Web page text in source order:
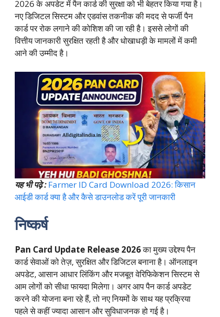
2026 के अपडेट में पैन कार्ड की सुरक्षा को भी बेहतर किया गया है।
नए डिजिटल सिस्टम और एडवांस तकनीक की मदद से फर्जी पैन
कार्ड पर रोक लगाने की कोशिश की जा रही है। इससे लोगों की
वित्तीय जानकारी सुरक्षित रहती है और धोखाधड़ी के मामलों में कमी
आने की उम्मीद है।
यह भी पढ़े : Farmer ID Card Download 2026: किसान
आईडी कार्ड क्या है और कैसे डाउनलोड करें पूरी जानकारी
निष्कर्ष
Pan Card Update Release 2026का मुख्य उद्देश्य पैन
कार्ड सेवाओं को तेज़, सुरक्षित और डिजिटल बनाना है। ऑनलाइन
अपडेट, आसान आधार लिंकिंग और मजबूत वेरिफिकेशन सिस्टम से
आम लोगों को सीधा फायदा मिलेगा। अगर आप पैन कार्ड अपडेट
करने की योजना बना रहे हैं, तो नए नियमों के साथ यह प्रक्रिया
पहले से कहीं ज्यादा आसान और सुविधाजनक हो गई है।